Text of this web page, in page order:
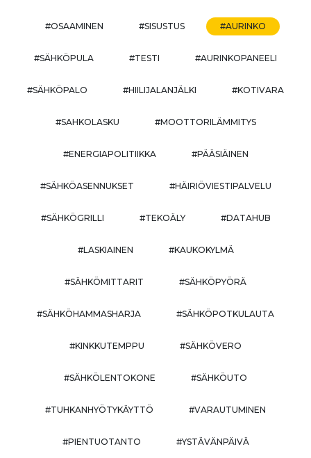
#OSAAMINEN #SISUSTUS #AURINKO
#SÄHKÖPULA #TESTI #AURINKOPANEELI
#SÄHKÖPALO #HIILIJALANJÄLKI #KOTIVARA
#SAHKOLASKU #MOOTTORILÄMMITYS
#ENERGIAPOLITIIKKA #PÄÄSIÄINEN
#SÄHKÖASENNUKSET #HÄIRIÖVIESTIPALVELU
#SÄHKÖGRILLI #TEKOÄLY #DATAHUB
#LASKIAINEN #KAUKOKYLMÄ
#SÄHKÖMITTARIT #SÄHKÖPYÖRÄ
#SÄHKÖHAMMASHARJA #SÄHKÖPOTKULAUTA
#KINKKUTEMPPU #SÄHKÖVERO
#SÄHKÖLENTOKONE #SÄHKÖUTO
#TUHKANHYÖTYKÄYTTÖ #VARAUTUMINEN
#PIENTUOTANTO #YSTÄVÄNPÄIVÄ